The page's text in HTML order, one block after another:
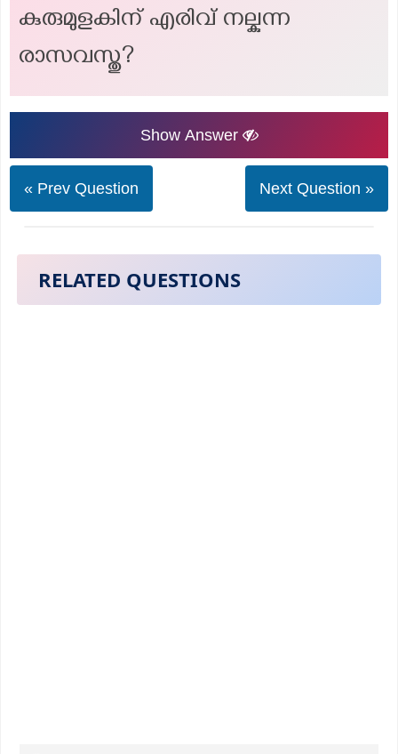
കുരുമുളകിന് എരിവ് നല്കുന്ന
രാസവസ്തു?
Show Answer
« Prev Question Next Question »
RELATED QUESTIONS